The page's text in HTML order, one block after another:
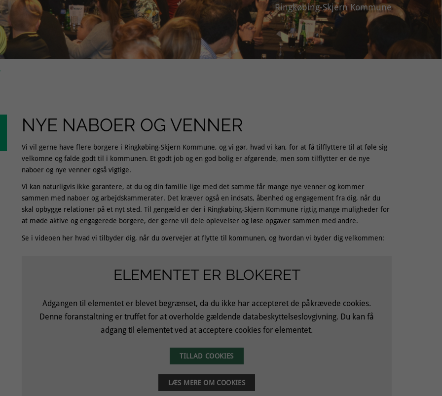
Ringkøbing-Skjern Kommune
NYE NABOER OG VENNER
Vi vil gerne have flere borgere i Ringkøbing-Skjern Kommune, og vi gør, hvad vi kan, for at få tilflyttere til at føle sig
velkomne og falde godt til i kommunen. Et godt job og en god bolig er afgørende, men som tilflytter er de nye
naboer og nye venner også vigtige.
Vi kan naturligvis ikke garantere, at du og din familie lige med det samme får mange nye venner og kommer
sammen med naboer og arbejdskammerater. Det kræver også en indsats, åbenhed og engagement fra dig, når du
skal opbygge relationer på et nyt sted. Til gengæld er der i Ringkøbing-Skjern Kommune rigtig mange muligheder for
at møde aktive og engagerede borgere, der gerne vil dele oplevelser og løse opgaver sammen med andre.
Se i videoen her hvad vi tilbyder dig, når du overvejer at flytte til kommunen, og hvordan vi byder dig velkommen:
ELEMENTET ER BLOKERET
Adgangen til elementet er blevet begrænset, da du ikke har accepteret de påkrævede cookies.
Denne foranstaltning er truffet for at overholde gældende databeskyttelseslovgivning. Du kan få
adgang til elementet ved at acceptere cookies for elementet.
TILLAD COOKIES
LÆS MERE OM COOKIES